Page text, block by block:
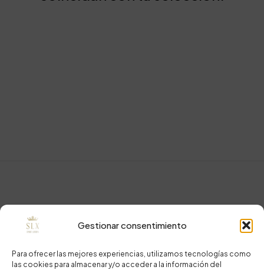
Gestionar consentimiento
Para ofrecer las mejores experiencias, utilizamos tecnologías como
las cookies para almacenar y/o acceder a la información del